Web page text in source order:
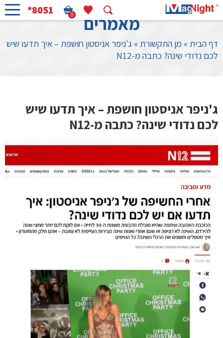
0
*8051
מאמרים
דף הבית » מן התקשורת » ג'ניפר אניסטון חושפת – איך תדעו שיש
לכם נדודי שינה? כתבה מ-N12
ג'ניפר אניסטון חושפת – איך תדעו שיש
לכם נדודי שינה? כתבה מ-N12